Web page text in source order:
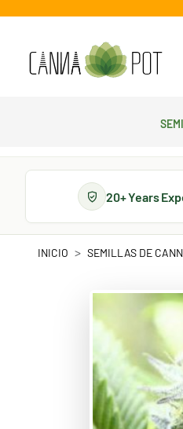
20+ Years
INICIO SEMILLAS DE